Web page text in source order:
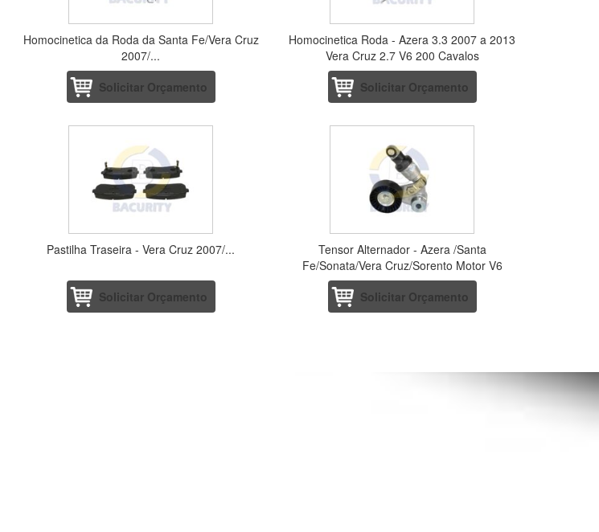
Homocinetica da Roda da Santa Fe/Vera Cruz
2007/...
Solicitar Orçamento
Homocinetica Roda - Azera 3.3 2007 a 2013
Vera Cruz 2.7 V6 200 Cavalos
Solicitar Orçamento
Pastilha Traseira - Vera Cruz 2007/...
Solicitar Orçamento
Tensor Alternador - Azera /Santa
Fe/Sonata/Vera Cruz/Sorento Motor V6
Gasolina Tensor do Alternador
Solicitar Orçamento